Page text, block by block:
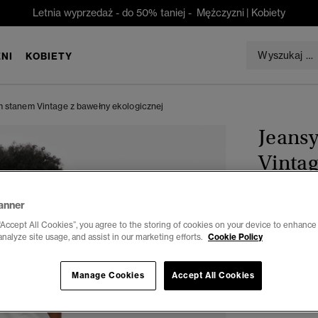
Letnia wyprzedaż - do 50% taniej - Mężczyzni | Kobiety
KOBIETY
stanem Vintage z bawełny ekologicznej
Oszczędzasz
Kolor:
All Cookies”, you agree to the storing of cookies on your device to
site usage, and assist in our marketing efforts. Cookie Policy
Accept All Cookies
Manage Cookies